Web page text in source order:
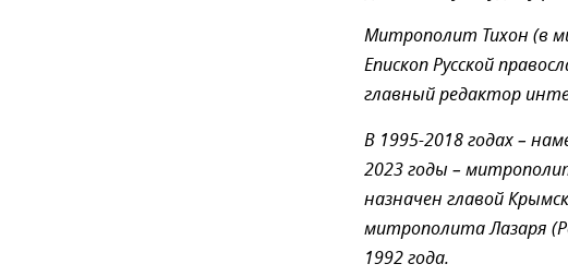
Митрополит Тихон (в
Епископ Русской
главный редактор
В 1995-2018 годах –
2023 годы –
назначен главой
митрополита Лазаря
1992 года.